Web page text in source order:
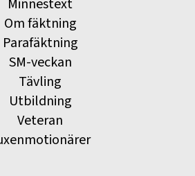
Minnestext
Om fäktning
Parafäktning
SM-veckan
Tävling
Utbildning
Veteran